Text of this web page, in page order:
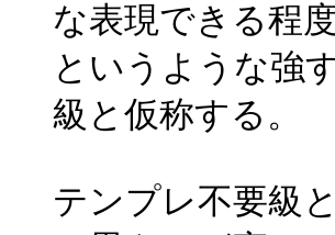
な表現できる程
というような強
級と仮称する。
テンプレ不要級